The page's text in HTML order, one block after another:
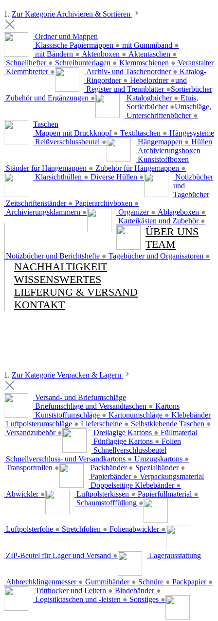
1. Zur Kategorie Archivieren & Sortieren
Ordner und Mappen
Klassische Papiermappen ● mit Gummiband ●
mit Bändern ● Aktenboxen ● Aktentaschen ●
Schnellhefter ● Schreibunterlagen ● Klemmschienen ●
Klemmbretter ●
Veranstalter
Archiv- und Taschenordner ●
Ringordner ● Hebelordner ●
Register und Trennblätter ●
Zubehör und Ergänzungen ●
Katalog-
und
Sortierbücher
Katalogbücher ●
Sortierbücher ●
Unterschriftenbücher ●
Etuis,
Umschläge,
Taschen
Mappen mit Druckknopf ● Textiltaschen ●
Reißverschlussbeutel ●
Hängesysteme
Hängemappen ●
Ständer für Hängemappen ● Zubehör für Hängemappen ●
Hüllen
Klarsichthüllen ● Diverse Hüllen ●
Archivierungsboxen
Zeitschriftenständer ● Papierarchivboxen ●
Archivierungsklammern ●
Kunststoffboxen
Organizer ● Ablageboxen ●
Karteikästen und Zubehör ●
Notizbücher
und
Tagebücher
Notizbücher und Berichtshefte ● Tagebücher und Organisatoren ●
ÜBER UNS
TEAM
NACHHALTIGKEIT
WISSENSWERTES
LIEFERUNG & VERSAND
KONTAKT
1. Zur Kategorie Verpacken & Lagern
Versand- und Briefumschläge
Briefumschläge und Versandtaschen ●
Kunststoffumschläge ● Kartonumschläge ●
Luftpolsterumschläge ● Lieferscheine ● Selbstklebende Taschen ●
Versandzubehör ●
Kartons
Dreilagige Kartons ●
Fünflagige Kartons ●
Schnellverschluss- und Versandkartons ● Umzugskartons ●
Transportrollen ●
Klebebänder
Packbänder ● Spezialbänder ●
Papierbänder ●
Doppelseitige Klebebänder ●
Abwickler ●
Füllmaterial
Luftpolsterkissen ● Papierfüllmaterial ●
Schaumstofffüllung ●
Folien
Luftpolsterfolie ● Stretchfolien ● Folienabwickler ●
Schnellverschlussbeutel
ZIP-Beutel für Lager und Versand ●
Verpackungsmaterial
Abbrechklingenmesser ● Gummibänder ● Schnüre ● Packpapier ●
Lagerausstattung
Tritthocker und Leitern ● Bindebänder ●
Logistiktaschen und -leisten ● Sonstiges ●